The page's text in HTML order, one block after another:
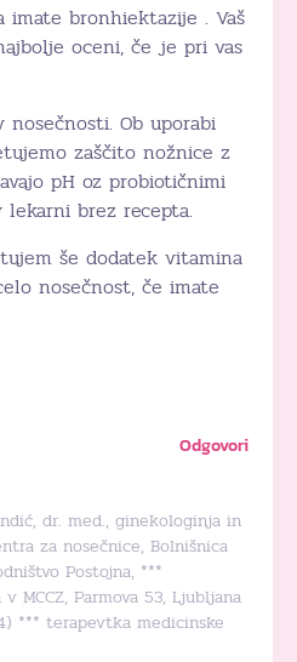
bronhiektazije . Vaš
oceni, če je pri vas
Ob uporabi
zaščito nožnice z
pH oz probiotičnimi
brez recepta.
še dodatek vitamina
nosečnost, če imate
Odgovori
dr. med., ginekologinja in
za nosečnice, Bolnišnica
Postojna, ***
MCCZ, Parmova 53, Ljubljana
*** terapevtka medicinske